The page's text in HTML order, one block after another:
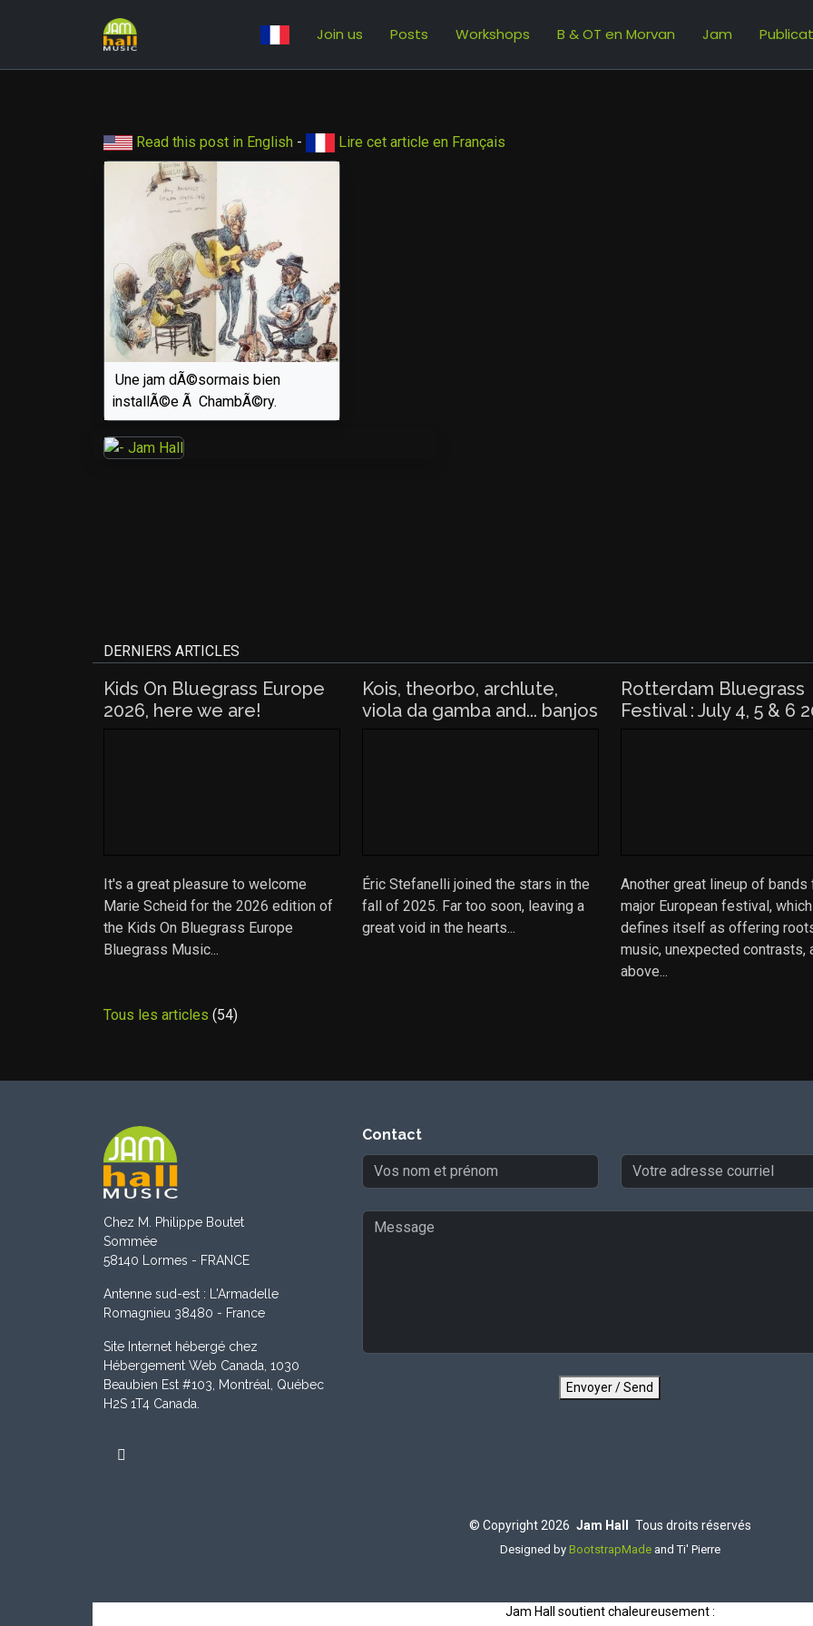
Join us Posts Workshops B & OT en Morvan Jam
Read this post in English - Lire cet article en Français
Une jam dÃ©sormais bien
installÃ©e Ã ChambÃ©ry.
DERNIERS ARTICLES
Kids On Bluegrass Europe
2026, here we are!
It's a great pleasure to welcome
Marie Scheid for the 2026 edition of
the Kids On Bluegrass Europe
Bluegrass Music...
Kois, theorbo, archlute,
viola da gamba and... banjos
Éric Stefanelli joined the stars in the
fall of 2025. Far too soon, leaving a
great void in the hearts...
Rotterdam Bluegrass
Festival : July 4, 5 & 6
Another great lineup of bands
major European festival, which
defines itself as offering
music, unexpected contrasts,
above...
Tous les articles (54)
Chez M. Philippe Boutet
Sommée
58140 Lormes - FRANCE
Antenne sud-est : L'Armadelle
Romagnieu 38480 - France
Site Internet hébergé chez
Hébergement Web Canada, 1030
Beaubien Est #103, Montréal, Québec
H2S 1T4 Canada.
Contact
Envoyer / Send
© Copyright2026 Jam Hall Tous droits réservés
Designed by BootstrapMadeand Ti' Pierre
Jam Hall soutient chaleureusement :